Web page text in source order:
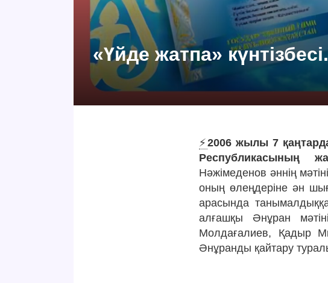
«Үйде жатпа»
⚡️2006 жылы 7
Республикасының
Нәжімеденов әннің
оның өлеңдеріне ән
арасында
алғашқы Әнұран
Молдағалиев, Қадыр
Әнұранды қайтару